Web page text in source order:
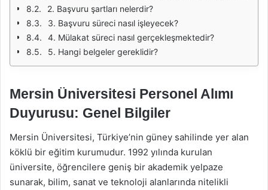
2. Başvuru şartları nelerdir?
3. Başvuru süreci nasıl işleyecek?
4. Mülakat süreci nasıl gerçekleşmektedir?
5. Hangi belgeler gereklidir?
Mersin Üniversitesi Personel Alımı
Duyurusu: Genel Bilgiler
Mersin Üniversitesi, Türkiye’nin güney sahilinde yer alan
köklü bir eğitim kurumudur. 1992 yılında kurulan
üniversite, öğrencilere geniş bir akademik yelpaze
sunarak, bilim, sanat ve teknoloji alanlarında nitelikli